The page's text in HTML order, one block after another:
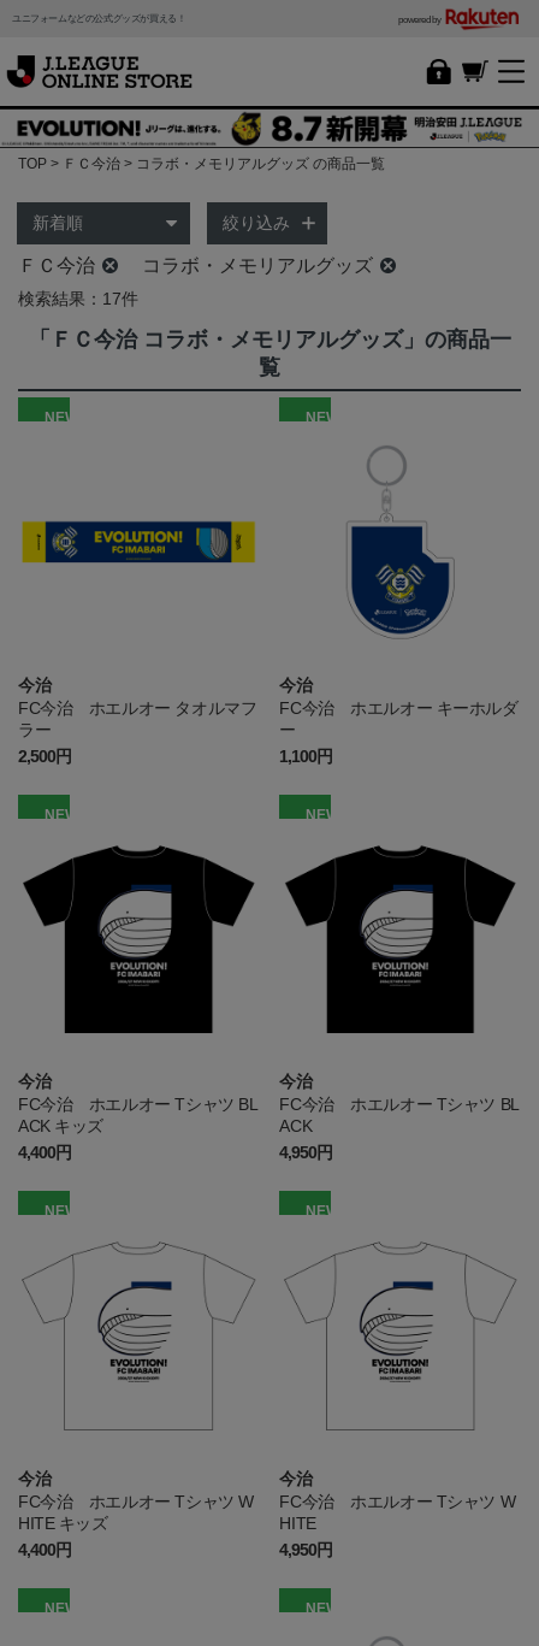
ユニフォームなどの公式グッズが買える！ powered by
TOP ＦＣ今治 コラボ・メモリアルグッズ の商品一覧
絞り込み
ＦＣ今治 コラボ・メモリアルグッズ
検索結果：17件
「ＦＣ今治 コラボ・メモリアルグッズ」の商品一
覧
NEW
今治
FC今治 ホエルオー タオルマフ
ラー
2,500円
NEW
今治
FC今治 ホエルオー キーホルダ
ー
1,100円
NEW
今治
FC今治 ホエルオー Tシャツ BL
ACK キッズ
4,400円
NEW
今治
FC今治 ホエルオー Tシャツ BL
ACK
4,950円
NEW
今治
FC今治 ホエルオー Tシャツ W
HITE キッズ
4,400円
NEW
今治
FC今治 ホエルオー Tシャツ W
HITE
4,950円
NEW NEW